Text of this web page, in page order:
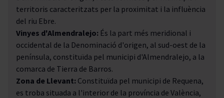
territoris caracteritzats per la proximitat i la influència
del riu Ebre.
Vinyes d'Almendralejo: És la part més meridional i
occidental de la Denominació d'origen, al sud-oest de la
península, constituïda pel municipi d'Almendralejo, a la
comarca de Tierra de Barros.
Zona de Llevant: Constituïda pel municipi de Requena,
es troba situada a l'interior de la província de València,